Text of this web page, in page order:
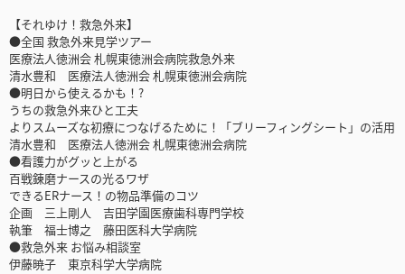
【それゆけ！救急外来】
●全国 救急外来見学ツアー
医療法人徳洲会 札幌東徳洲会病院救急外来
清水豊和 医療法人徳洲会 札幌東徳洲会病院
●明日から使えるかも！?
うちの救急外来ひと工夫
よりスムーズな初療につなげるために！「ブリーフィングシート」の活用
清水豊和 医療法人徳洲会 札幌東徳洲会病院
●看護力がグッと上がる
百戦錬磨ナースの光るワザ
できるERナース！の物品準備のコツ
企画 三上剛人 吉田学園医療歯科専門学校
執筆 福士博之 藤田医科大学病院
●救急外来 お悩み相談室
伊藤暁子 東京科学大学病院